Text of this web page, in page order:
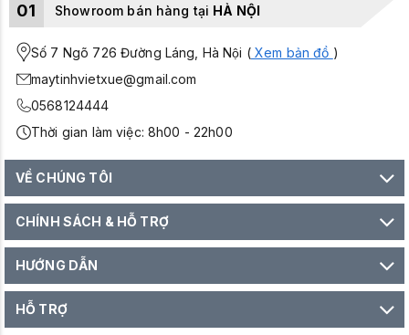
01 Showroom bán hàng tại HÀ NỘI
Số 7 Ngõ 726 Đường Láng, Hà Nội (Xem bản đồ )
maytinhvietxue@gmail.com
0568124444
Thời gian làm việc: 8h00 - 22h00
VỀ CHÚNG TÔI
CHÍNH SÁCH & HỖ TRỢ
HƯỚNG DẪN
HỖ TRỢ